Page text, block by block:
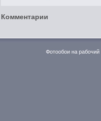
Комментарии
Фотообои на